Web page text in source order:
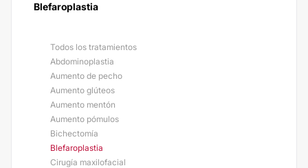
Blefaroplastia
Todos los tratamientos
Abdominoplastia
Aumento de pecho
Aumento glúteos
Aumento mentón
Aumento pómulos
Bichectomía
Blefaroplastia
Cirugía maxilofacial